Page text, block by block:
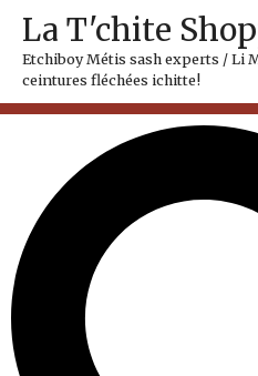
content
La T'chite
Etchiboy Métis sash experts / Li
ceintures fléchées ichitte!